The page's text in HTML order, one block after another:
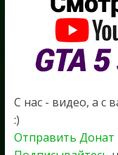
С нас - видео, а с
:)
Отправить Донат